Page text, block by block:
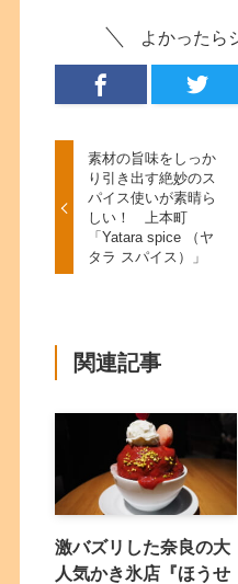
よかったら
素材の旨味をしっか
り引き出す絶妙のス
パイス使いが素晴ら
しい！ 上本町
「Yatara spice （ヤ
タラ スパイス）」
関連記事
激バズリした奈良の大
人気かき氷店『ほうせ